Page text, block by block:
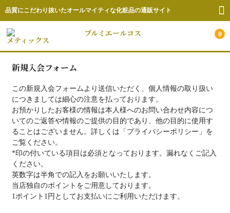
品質にこだわり抜いたオールマイティな化粧品の通販サイト
プルミエールコス
メティックス
0
ホーム
注目商品
商品一覧
ショップについて
サロン申込/お問合せ
新規入会フォーム
この新規入会フォームより送信いただく、個人情報の取り扱い
につきましては細心の注意を払っております。
お預かりしたお客様の情報は本人様へのお問い合わせ内容につ
いてのご返答や情報のご提供の目的であり、他の目的に使用す
ることはございません。詳しくは「プライバシーポリシー」を
ご覧ください。
*印の付いている項目は必須となっております。漏れなくご記入
ください。
英数字は半角での記入をお願いいたします。
当店独自のポイントをご用意しております。
1ポイント1円としてお支払いにご利用いただけます。